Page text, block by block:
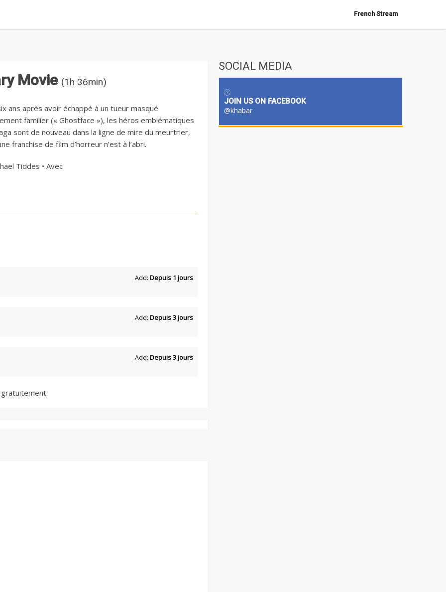
French Stream
Movie (1h 36min)
ans après avoir échappé à un tueur masqué
familier (« Ghostface »), les héros emblématiques
sont de nouveau dans la ligne de mire du meurtrier,
franchise de film d’horreur n’est à l’abri.
Tiddes • Avec
Add: Depuis 1 jours
Add: Depuis 3 jours
Add: Depuis 3 jours
gratuitement
SOCIAL MEDIA
JOIN US ON FACEBOOK
@khabar